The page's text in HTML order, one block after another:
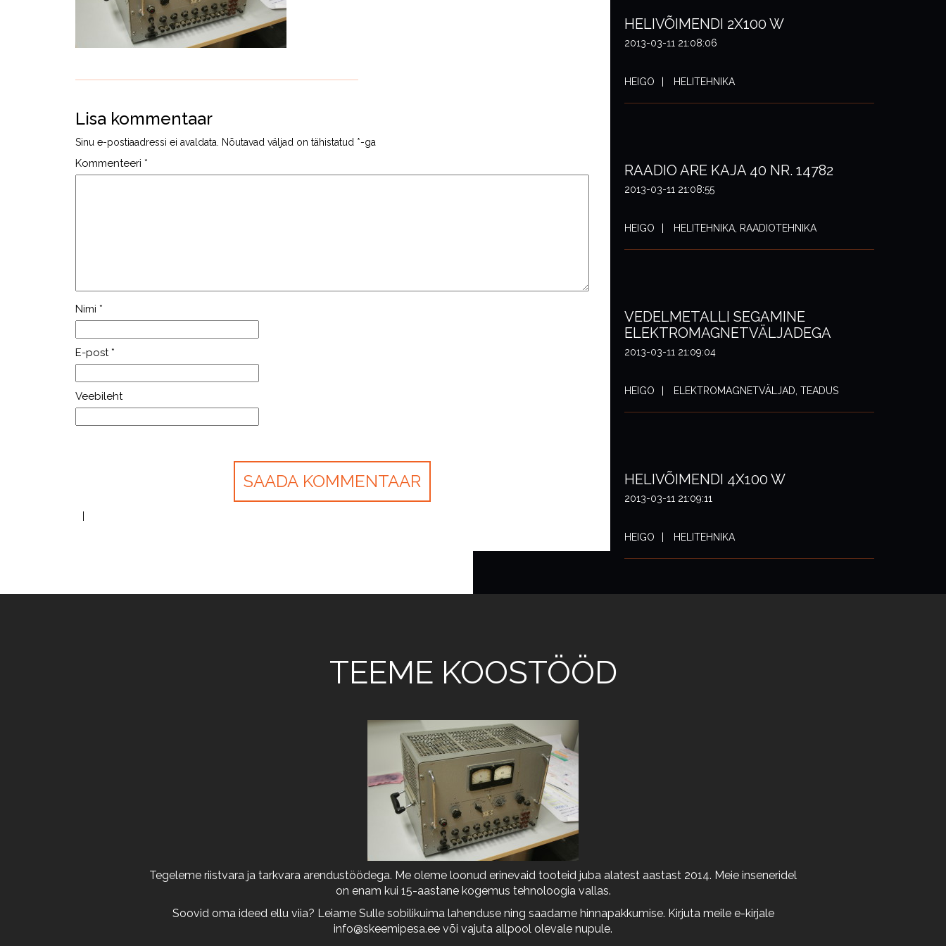
Lisa kommentaar
Sinu e-postiaadressi ei avaldata. Nõutavad väljad on tähistatud *-ga
Kommenteeri *
Nimi *
E-post *
Veebileht
HELIVÕIMENDI 2X100 W
2013-03-11 21:08:06
HEIGO HELITEHNIKA
RAADIO ARE KAJA 40 NR. 14782
2013-03-11 21:08:55
HEIGO HELITEHNIKA, RAADIOTEHNIKA
VEDELMETALLI SEGAMINE
ELEKTROMAGNETVÄLJADEGA
2013-03-11 21:09:04
HEIGO ELEKTROMAGNETVÄLJAD, TEADUS
HELIVÕIMENDI 4X100 W
2013-03-11 21:09:11
HEIGO HELITEHNIKA
TEEME KOOSTÖÖD
Tegeleme riistvara ja tarkvara arendustöödega. Me oleme loonud erinevaid tooteid juba alatest aastast 2014. Meie inseneridel
on enam kui 15-aastane kogemus tehnoloogia vallas.
Soovid oma ideed ellu viia? Leiame Sulle sobilikuima lahenduse ning saadame hinnapakkumise. Kirjuta meile e-kirjale
info@skeemipesa.ee või vajuta allpool olevale nupule.